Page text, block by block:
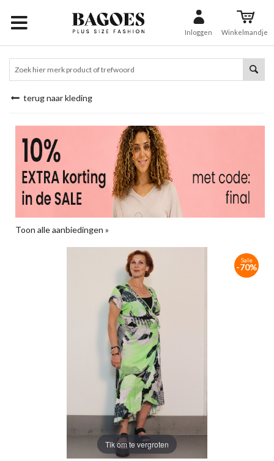
Inloggen Winkelmandje
terug naar kleding
Toon alle aanbiedingen »
Tik om te vergroten
Sale
-70%